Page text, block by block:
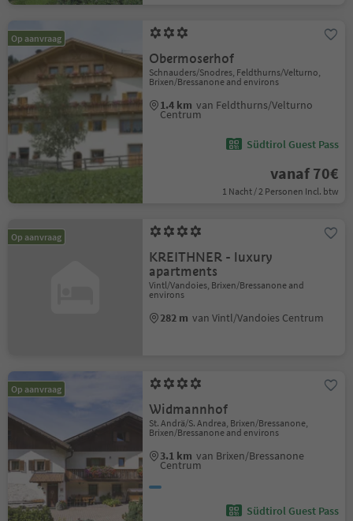
Op aanvraag
Obermoserhof
Schnauders/Snodres, Feldthurns/Velturno,
Brixen/Bressanone and environs
1.4 km van Feldthurns/Velturno
Centrum
Südtirol Guest Pass
vanaf 70€
1 Nacht / 2 Personen Incl. btw
Op aanvraag
KREITHNER - luxury
apartments
Vintl/Vandoies, Brixen/Bressanone and
environs
282 m van Vintl/Vandoies Centrum
Op aanvraag
Widmannhof
St. Andrä/S. Andrea, Brixen/Bressanone,
Brixen/Bressanone and environs
3.1 km van Brixen/Bressanone
Centrum
Südtirol Guest Pass